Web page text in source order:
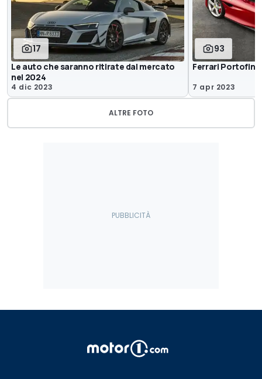
17
Le auto che saranno ritirate dal mercato
nel 2024
4 dic 2023
93
Ferrari
7 apr 2023
ALTRE FOTO